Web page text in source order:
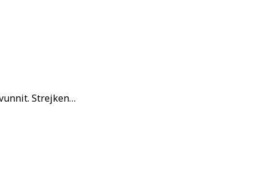
Strejken…